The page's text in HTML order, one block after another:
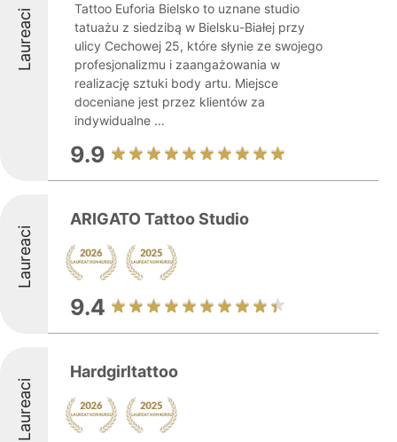
Laureaci
Tattoo Euforia Bielsko to uznane studio
tatuażu z siedzibą w Bielsku-Białej przy
ulicy Cechowej 25, które słynie ze swojego
profesjonalizmu i zaangażowania w
realizację sztuki body artu. Miejsce
doceniane jest przez klientów za
indywidualne ...
9.9
Laureaci
ARIGATO Tattoo Studio
9.4
Laureaci
Hardgirltattoo